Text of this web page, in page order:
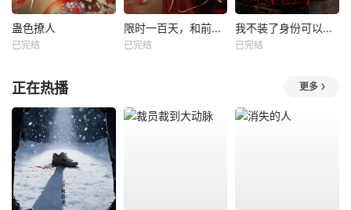
蛊色撩人
已完结
限时一百天，和前夫谈恋爱
已完结
我不装了身份可以偷走那我的病例呢
已完结
正在热播 更多